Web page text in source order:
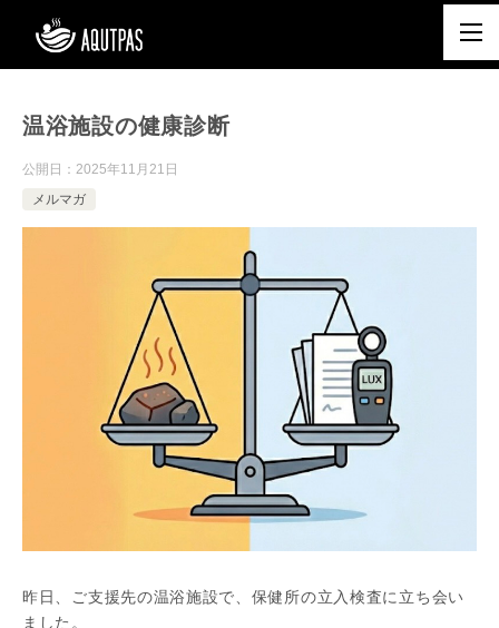
温浴施設の健康診断
公開日： 2025年11月21日
メルマガ
昨日、ご支援先の温浴施設で、保健所の立入検査に立ち会い
ました。